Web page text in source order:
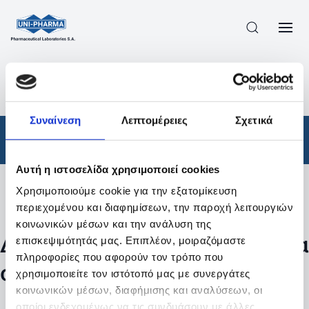
Συναίνεση Λεπτομέρειες Σχετικά
Αυτή η ιστοσελίδα χρησιμοποιεί cookies
Χρησιμοποιούμε cookie για την εξατομίκευση
περιεχομένου και διαφημίσεων, την παροχή λειτουργιών
κοινωνικών μέσων και την ανάλυση της
επισκεψιμότητάς μας. Επιπλέον, μοιραζόμαστε
πληροφορίες που αφορούν τον τρόπο που
χρησιμοποιείτε τον ιστότοπό μας με συνεργάτες
κοινωνικών μέσων, διαφήμισης και αναλύσεων, οι
οποίοι ενδεχομένως να τις συνδυάσουν με άλλες
ΠΡΟΪΟΝΤΑ ΣΥΝΤΑΓΟΓΡΑΦΟΎΜΕΝΑ
/
ΑΠΟΤΕΛΕΣΜΑΤΑ ΑΝΑΖΗΤΗΣΗΣ
Φάρμακα / Συνταγογραφούμενα
Φίλτρα
Δεν βρέθηκαν προϊόντα με τα
συγκεκριμένα φίλτρα